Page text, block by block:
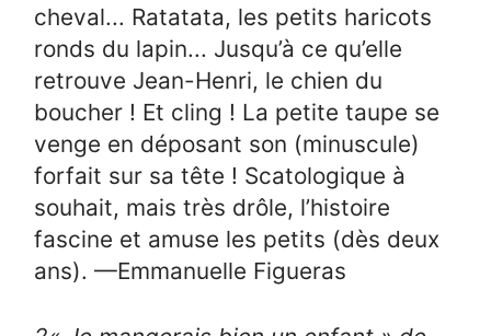
cheval... Ratatata, les petits haricots
ronds du lapin... Jusqu’à ce qu’elle
retrouve Jean-Henri, le chien du
boucher ! Et cling ! La petite taupe se
venge en déposant son (minuscule)
forfait sur sa tête ! Scatologique à
souhait, mais très drôle, l’histoire
fascine et amuse les petits (dès deux
ans). —Emmanuelle Figueras